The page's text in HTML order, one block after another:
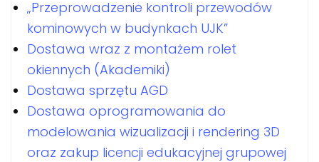
„Przeprowadzenie kontroli przewodów
kominowych w budynkach UJK”
Dostawa wraz z montażem rolet
okiennych (Akademiki)
Dostawa sprzętu AGD
Dostawa oprogramowania do
modelowania wizualizacji i rendering 3D
oraz zakup licencji edukacyjnej grupowej